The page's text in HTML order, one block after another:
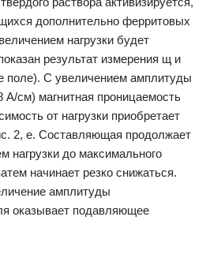
дополнительно ферритовых
нагрузки будет
результат измерения щ и
поле). С увеличением амплитуды
см) магнитная проницаемость
от нагрузки приобретает
2, е. Составляющая продолжает
нагрузки до максимального
начинает резко снижаться.
амплитуды
оказывает подавляющее